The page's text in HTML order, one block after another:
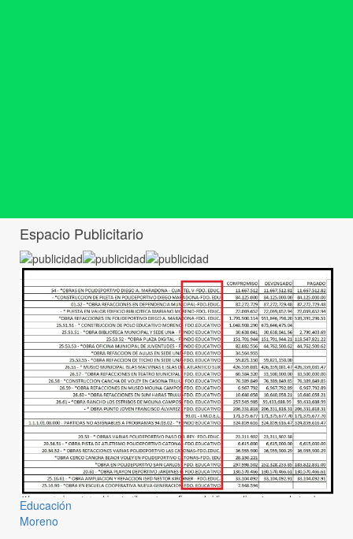
Espacio Publicitario
Educación
Moreno